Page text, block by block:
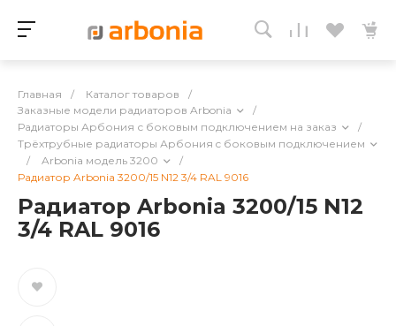
Главная / Каталог товаров
/
Заказные модели радиаторов Arbonia
/
Радиаторы Арбония с боковым подключением на заказ
/
Трёхтрубные радиаторы Арбония c боковым подключением
/
Arbonia модель 3200
/
Радиатор Arbonia 3200/15 N12 3/4 RAL 9016
Радиатор Arbonia 3200/15 N12
3/4 RAL 9016